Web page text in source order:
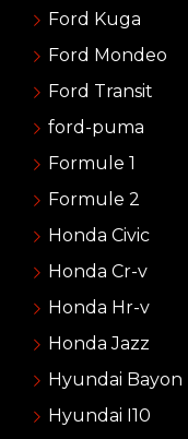
Ford Kuga
Ford Mondeo
Ford Transit
ford-puma
Formule 1
Formule 2
Honda Civic
Honda Cr-v
Honda Hr-v
Honda Jazz
Hyundai Bayon
Hyundai I10